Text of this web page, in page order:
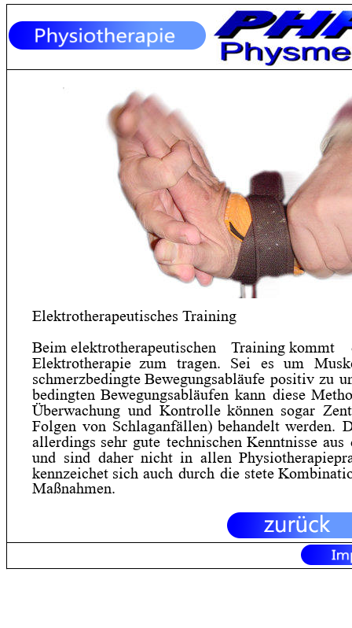
Elektrotherapeutisches Training
Beim elektrotherapeutischen
Training kommt
Elektrotherapie zum tragen. Sei es um
schmerzbedingte Bewegungsabläufe positiv zu
bedingten Bewegungsabläufen kann diese
Überwachung und Kontrolle können sogar
Folgen von Schlaganfällen) behandelt werden.
allerdings sehr gute technischen Kenntnisse aus
und sind daher nicht in allen
kennzeichet sich auch durch die stete
Maßnahmen.